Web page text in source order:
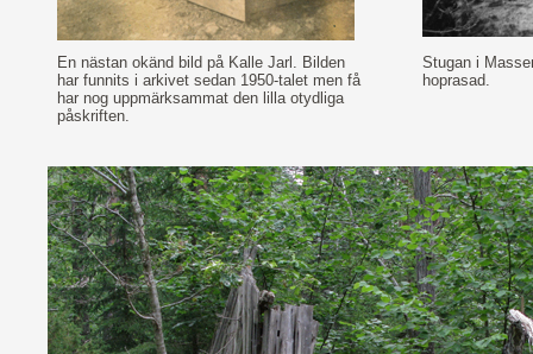
En nästan okänd bild på Kalle Jarl. Bilden
har funnits i arkivet sedan 1950-talet men få
har nog uppmärksammat den lilla otydliga
påskriften.
Stugan i
hoprasad.